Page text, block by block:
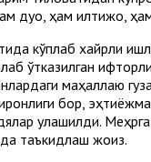
дуо, ҳам илтижо,
кўплаб хайрли
ўтказилган
маҳаллаю
бор,
улашилди.
таъкидлаш жоиз.